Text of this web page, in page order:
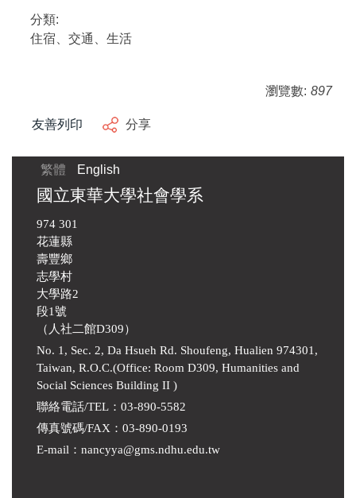
分類:
住宿、交通、生活
瀏覽數: 897
友善列印 分享
繁體 English
國立東華大學社會學系
974 301
花蓮縣
壽豐鄉
志學村
大學路2
段1號
（人社二館D309）
No. 1, Sec. 2, Da Hsueh Rd. Shoufeng, Hualien 974301,
Taiwan, R.O.C.(Office: Room D309, Humanities and
Social Sciences Building II )
聯絡電話/TEL：03-890-5582
傳真號碼/FAX：03-890-0193
E-mail ： nancyya@gms.ndhu.edu.tw